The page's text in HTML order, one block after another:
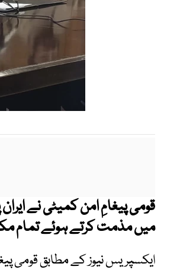
قومی پیغامِ امن کمیٹی نے
میں مذمت کرتے ہوئے تمام